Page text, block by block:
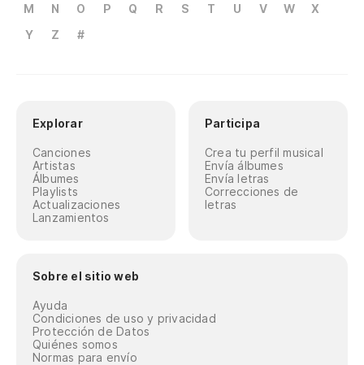
M
N O P Q R S T U V W
X
Y
Z #
Explorar
Canciones
Artistas
Álbumes
Playlists
Actualizaciones
Lanzamientos
Participa
Crea tu perfil musical
Envía álbumes
Envía letras
Correcciones de
letras
Sobre el sitio web
Ayuda
Condiciones de uso y privacidad
Protección de Datos
Quiénes somos
Normas para envío